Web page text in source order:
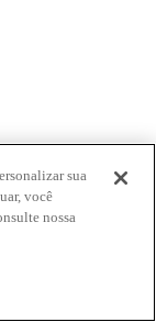
sua
você
nossa